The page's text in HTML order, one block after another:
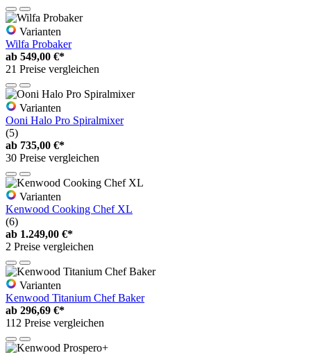
Varianten
Wilfa Probaker
ab 549,00 €*
21 Preise vergleichen
Varianten
Ooni Halo Pro Spiralmixer
(5)
ab 735,00 €*
30 Preise vergleichen
Varianten
Kenwood Cooking Chef XL
(6)
ab 1.249,00 €*
2 Preise vergleichen
Varianten
Kenwood Titanium Chef Baker
ab 296,69 €*
112 Preise vergleichen